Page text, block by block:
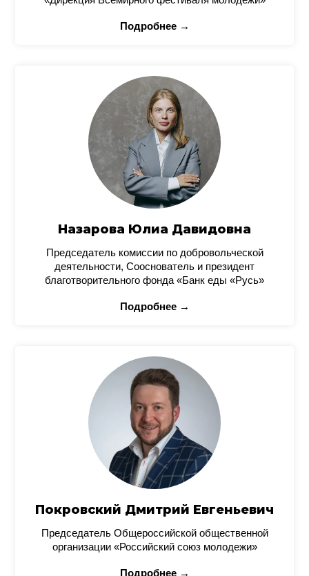
Подробнее →
Назарова Юлиа Давидовна
Председатель комиссии по добровольческой
деятельности, Сооснователь и президент
благотворительного фонда «Банк еды «Русь»
Подробнее →
Покровский Дмитрий Евгеньевич
Председатель Общероссийской общественной
организации «Российский союз молодежи»
Подробнее →